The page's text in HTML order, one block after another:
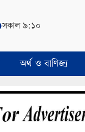
সকাল ৯:১০
অর্থ ও বাণিজ্য